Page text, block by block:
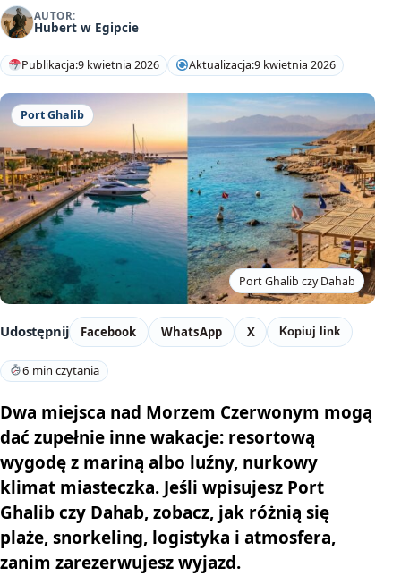
AUTOR:
Hubert w Egipcie
Publikacja:9 kwietnia 2026 Aktualizacja:9 kwietnia 2026
Port Ghalib
Port Ghalib czy Dahab
Udostępnij Facebook WhatsApp X Kopiuj link
6 min czytania
Dwa miejsca nad Morzem Czerwonym mogą
dać zupełnie inne wakacje: resortową
wygodę z mariną albo luźny, nurkowy
klimat miasteczka. Jeśli wpisujesz Port
Ghalib czy Dahab, zobacz, jak różnią się
plaże, snorkeling, logistyka i atmosfera,
zanim zarezerwujesz wyjazd.